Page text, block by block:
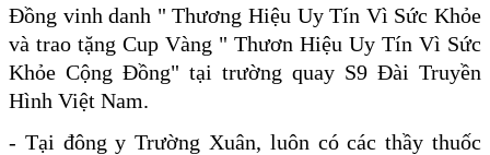
Đồng vinh danh " Thương Hiệu Uy Tín Vì Sức Khỏe
và trao tặng Cup Vàng " Thươn Hiệu Uy Tín Vì Sức
Khỏe Cộng Đồng" tại trường quay S9 Đài Truyền
Hình Việt Nam.
- Tại đông y Trường Xuân, luôn có các thầy thuốc